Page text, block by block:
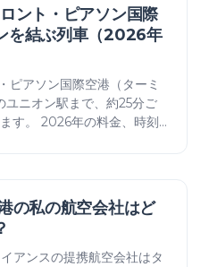
ント・ピアソン国際
を結ぶ列車（2026年
ピアソン国際空港（ターミ
ユニオン駅まで、約25分ご
す。 2026年の料金、時刻
の私の航空会社はど
アンスの提携航空会社はタ